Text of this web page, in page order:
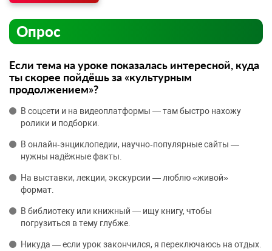
Опрос
Если тема на уроке показалась интересной, куда
ты скорее пойдёшь за «культурным
продолжением»?
В соцсети и на видеоплатформы — там быстро нахожу
ролики и подборки.
В онлайн‑энциклопедии, научно‑популярные сайты —
нужны надёжные факты.
На выставки, лекции, экскурсии — люблю «живой»
формат.
В библиотеку или книжный — ищу книгу, чтобы
погрузиться в тему глубже.
Никуда — если урок закончился, я переключаюсь на отдых.